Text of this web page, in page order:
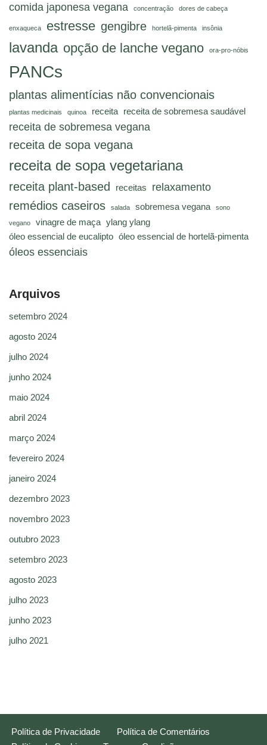
comida japonesa vegana
concentração dores de cabeça
enxaqueca estresse gengibre hortelã-pimenta insônia
lavanda opção de lanche vegano ora-pro-nóbis
PANCs
plantas alimentícias não convencionais
plantas medicinais quinoa receita receita de sobremesa saudável
receita de sobremesa vegana
receita de sopa vegana
receita de sopa vegetariana
receita plant-based receitas relaxamento
remédios caseiros salada sobremesa vegana sono
vegano vinagre de maça ylang ylang
óleo essencial de eucalipto óleo essencial de hortelã-pimenta
óleos essenciais
Arquivos
setembro 2024
agosto 2024
julho 2024
junho 2024
maio 2024
abril 2024
março 2024
fevereiro 2024
janeiro 2024
dezembro 2023
novembro 2023
outubro 2023
setembro 2023
agosto 2023
julho 2023
junho 2023
julho 2021
Política de Privacidade
Política de Comentários